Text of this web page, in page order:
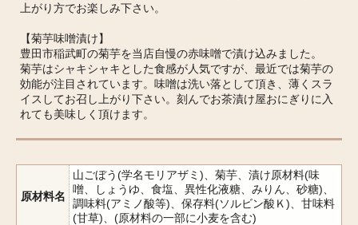
上がり方でお楽しみ下さい。
【菊芋味噌漬け】
豊田市稲武町の菊芋を当店自慢の赤味噌で漬け込みました。
菊芋はシャキシャキとした食感が人気ですが、最近では菊芋の
効能が注目されています。味噌は洗い落として頂き、薄くスラ
イスしてお召し上がり下さい。刻んでお茶漬け屋おにぎりに入
れても美味しく頂けます。
原材料名
山ごぼう(学名モリアザミ)、菊芋、漬け原材料(味
噌、しょうゆ、食塩、異性化液糖、みりん、砂糖)、
調味料(アミノ酸等)、保存料(ソルビン酸Ｋ)、甘味料
(甘草)、(原材料の一部に小麦を含む)